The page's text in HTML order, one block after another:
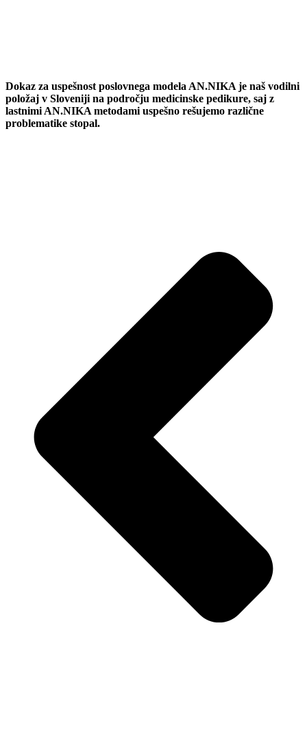
Dokaz za uspešnost poslovnega modela AN.NIKA je naš vodilni
položaj v Sloveniji na področju medicinske pedikure, saj z
lastnimi AN.NIKA metodami uspešno rešujemo različne
problematike stopal.